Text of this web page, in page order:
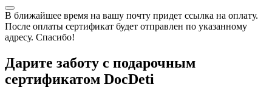
В ближайшее время на вашу почту придет ссылка на оплату.
После оплаты сертификат будет отправлен по указанному
адресу. Спасибо!
Дарите заботу с подарочным
сертификатом DocDeti